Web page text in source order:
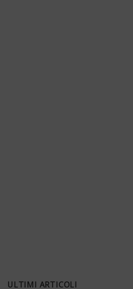
ULTIMI ARTICOLI